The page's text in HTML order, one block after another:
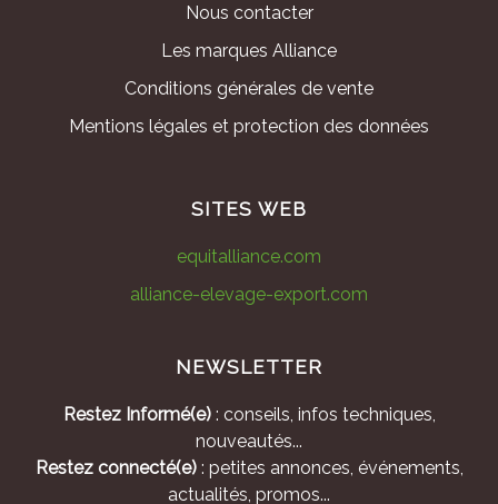
Nous contacter
Les marques Alliance
Conditions générales de vente
Mentions légales et protection des données
SITES WEB
equitalliance.com
alliance-elevage-export.com
NEWSLETTER
Restez Informé(e): conseils, infos techniques,
nouveautés...
Restez connecté(e): petites annonces, événements,
actualités, promos...